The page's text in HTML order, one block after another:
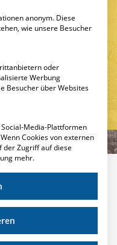
INTUITIV UND
anonym. Diese
wie unsere Besucher
oder
Werbung
Besucher über Websites
Media-Plattformen
Cookies von externen
der Zugriff auf diese
mehr.